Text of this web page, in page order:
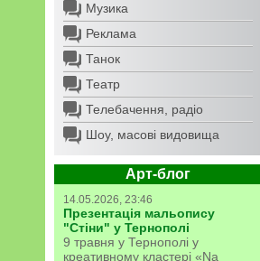
Музика
Реклама
Танок
Театр
Телебачення, радіо
Шоу, масові видовища
Арт-блог
14.05.2026, 23:46
Презентація мальопису
"Стіни" у Тернополі
9 травня у Тернополі у
креативному кластері «Na